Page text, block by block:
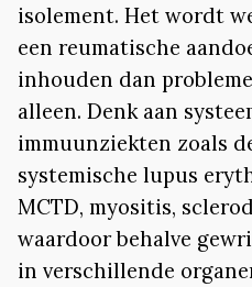
isolement. Het wordt
een reumatische
inhouden dan
alleen. Denk aan
immuunziekten zoals
systemische lupus
MCTD, myositis,
waardoor behalve
in verschillende